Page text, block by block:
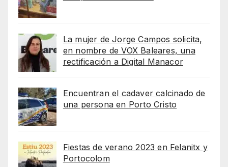
La mujer de Jorge Campos solicita,
en nombre de VOX Baleares, una
rectificación a Digital Manacor
Encuentran el cadaver calcinado de
una persona en Porto Cristo
Fiestas de verano 2023 en Felanitx y
Portocolom